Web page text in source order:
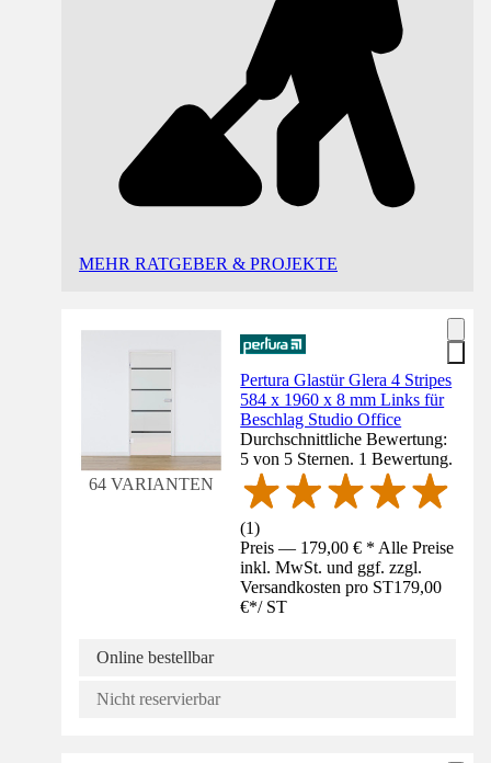
MEHR RATGEBER & PROJEKTE
64 VARIANTEN
Pertura Glastür Glera 4 Stripes
584 x 1960 x 8 mm Links für
Beschlag Studio Office
Durchschnittliche Bewertung:
5 von 5 Sternen. 1 Bewertung.
(1)
Preis — 179,00 € * Alle Preise
inkl. MwSt. und ggf. zzgl.
Versandkosten pro ST179,00
€*/ ST
Online bestellbar
Nicht reservierbar